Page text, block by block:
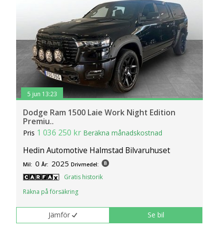
5 jun 13:23
Dodge Ram 1500 Laie Work Night Edition
Premiu..
Pris 1 036 250 kr Beräkna månadskostnad
Hedin Automotive Halmstad Bilvaruhuset
Mil: 0 År: 2025 Drivmedel:
Gratis historik
Räkna på försäkring
Jämför Se bil